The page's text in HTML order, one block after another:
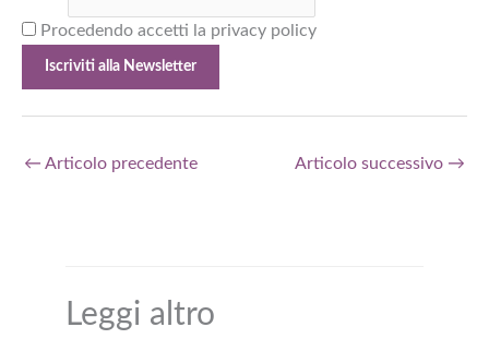
Procedendo accetti la privacy policy
← Articolo precedente Articolo successivo →
Leggi altro